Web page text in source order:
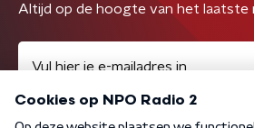
Altijd op de hoogte van het laatste